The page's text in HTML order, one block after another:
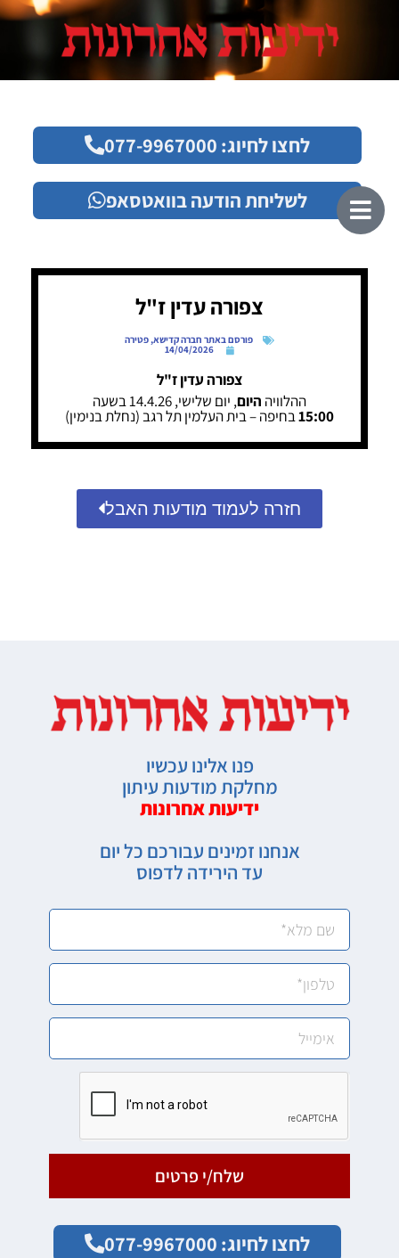
לחצו לחיוג: 077-9967000
לשליחת הודעה בוואטסאפ
צפורה עדין ז"ל
פורסם באתר חברה קדישא,פטירה
14/04/2026
צפורה עדין ז"ל
ההלוויה היום, יום שלישי, 14.4.26 בשעה
15:00בחיפה – בית העלמין תל רגב (נחלת בנימין)
חזרה לעמוד מודעות האבל
פנו אלינו עכשיו
מחלקת מודעות עיתון
ידיעות אחרונות
אנחנו זמינים עבורכם כל יום
עד הירידה לדפוס
שלח/י פרטים
לחצו לחיוג: 077-9967000